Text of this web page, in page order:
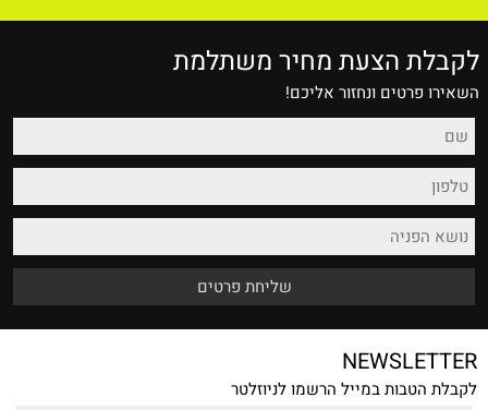
לקבלת הצעת מחיר משתלמת
השאירו פרטים ונחזור אליכם!
NEWSLETTER
לקבלת הטבות במייל הרשמו לניוזלטר